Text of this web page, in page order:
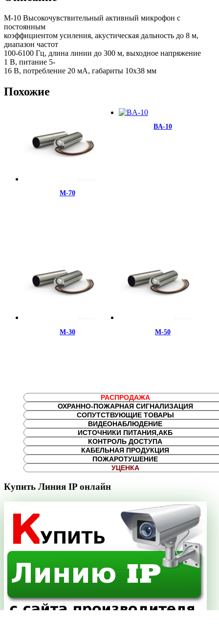
M-10 Высокочувствительный активный микрофон с
постоянным
коэффициентом усиления, акустическая дальность до 8 м,
диапазон частот
100-6100 Гц, длина линии до 300 м, выходное напряжение
1 В, питание 5-
16 В, потребление 20 мА, габариты 10х38 мм
Похожие
М-70
BA-10
М-30 М-50
РАСПРОДАЖА
ОХРАННО-ПОЖАРНАЯ СИГНАЛИЗАЦИЯ
СОПУТСТВУЮЩИЕ ТОВАРЫ
ВИДЕОНАБЛЮДЕНИЕ
ИСТОЧНИКИ ПИТАНИЯ,АКБ
КОНТРОЛЬ ДОСТУПА
КАБЕЛЬНАЯ ПРОДУКЦИЯ
ПОЖАРОТУШЕНИЕ
УЦЕНКА
Купить Линия IP онлайн